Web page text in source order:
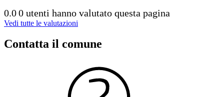
0.00 utenti hanno valutato questa pagina
Vedi tutte le valutazioni
Contatta il comune